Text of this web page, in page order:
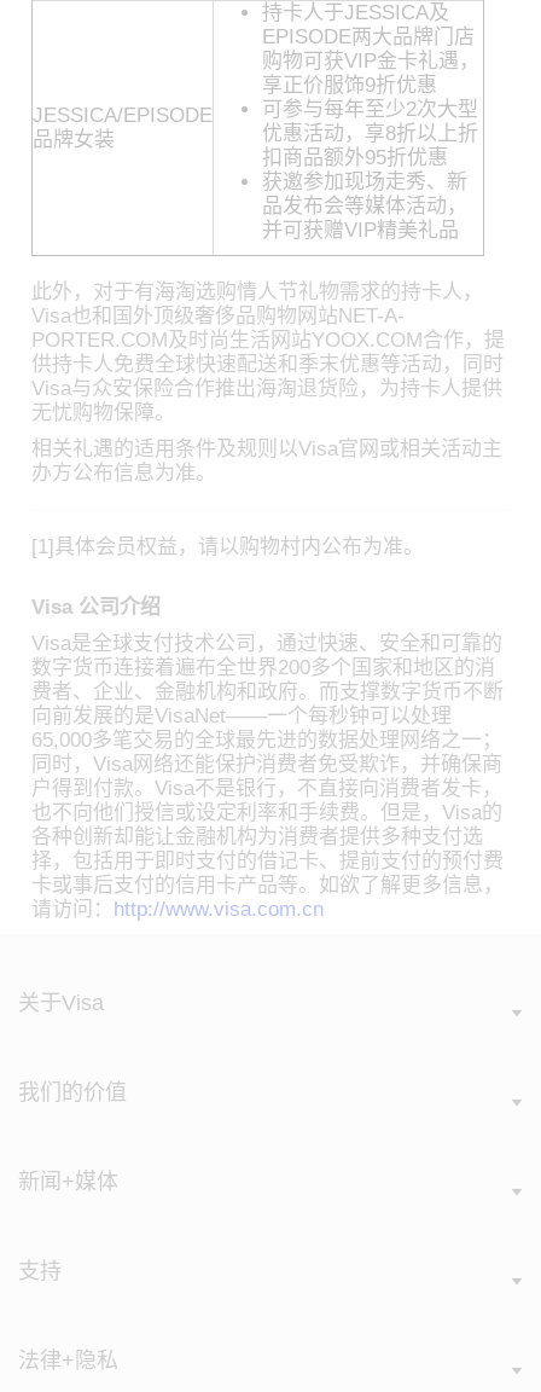
JESSICA/EPISODE
品牌女装
持卡人于JESSICA及
EPISODE两大品牌门店
购物可获VIP金卡礼遇，
享正价服饰9折优惠
可参与每年至少2次大型
优惠活动，享8折以上折
扣商品额外95折优惠
获邀参加现场走秀、新
品发布会等媒体活动，
并可获赠VIP精美礼品
此外，对于有海淘选购情人节礼物需求的持卡人，
Visa也和国外顶级奢侈品购物网站NET-A-
PORTER.COM及时尚生活网站YOOX.COM合作，提
供持卡人免费全球快速配送和季末优惠等活动，同时
Visa与众安保险合作推出海淘退货险，为持卡人提供
无忧购物保障。
相关礼遇的适用条件及规则以Visa官网或相关活动主
办方公布信息为准。
[1]具体会员权益，请以购物村内公布为准。
Visa 公司介绍
Visa是全球支付技术公司，通过快速、安全和可靠的
数字货币连接着遍布全世界200多个国家和地区的消
费者、企业、金融机构和政府。而支撑数字货币不断
向前发展的是VisaNet——一个每秒钟可以处理
65,000多笔交易的全球最先进的数据处理网络之一；
同时，Visa网络还能保护消费者免受欺诈，并确保商
户得到付款。Visa不是银行，不直接向消费者发卡，
也不向他们授信或设定利率和手续费。但是，Visa的
各种创新却能让金融机构为消费者提供多种支付选
择，包括用于即时支付的借记卡、提前支付的预付费
卡或事后支付的信用卡产品等。如欲了解更多信息，
请访问： http://www.visa.com.cn
关于Visa
我们的价值
新闻+媒体
支持
法律+隐私